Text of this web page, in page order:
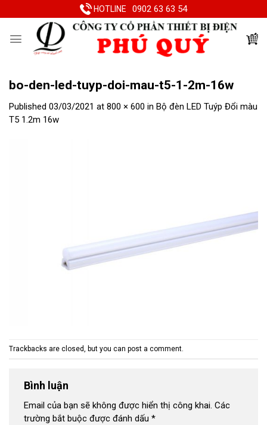
to
HOTLINE 0902 63 63 54
bo-den-led-tuyp-doi-mau-t5-1-2m-16w
Published 03/03/2021 at 800 × 600 in Bộ đèn LED Tuýp Đổi màu
T5 1.2m 16w
Trackbacks are closed, but you can post a comment.
Bình luận
Email của bạn sẽ không được hiển thị công khai. Các
trường bắt buộc được đánh dấu *